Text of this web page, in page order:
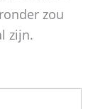
zou
zijn.